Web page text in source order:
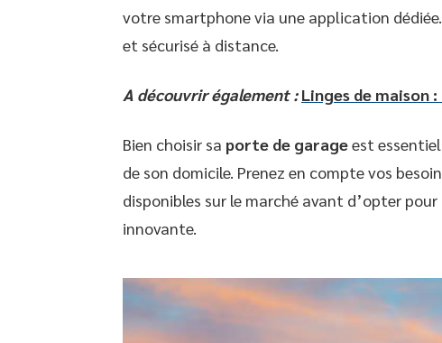
votre smartphone via une application
et sécurisé à distance.
A découvrir également : Linges de maison
Bien choisir sa porte de garageest
de son domicile. Prenez en compte vos
disponibles sur le marché avant d’opter
innovante.